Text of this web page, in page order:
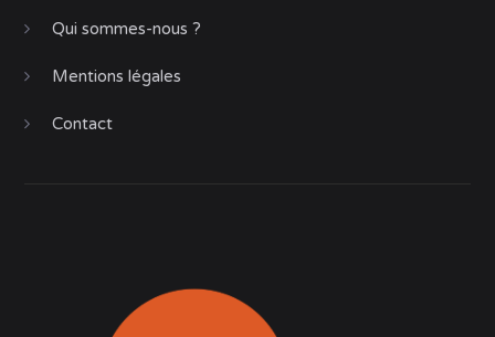
Qui sommes-nous ?
Mentions légales
Contact